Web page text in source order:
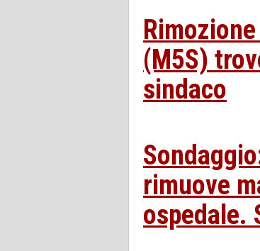
(M5S)
sindaco
rimuove
ospedale.